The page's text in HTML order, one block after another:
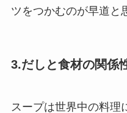
ツをつかむのが早道と
3.だしと食材の関係
スープは世界中の料理